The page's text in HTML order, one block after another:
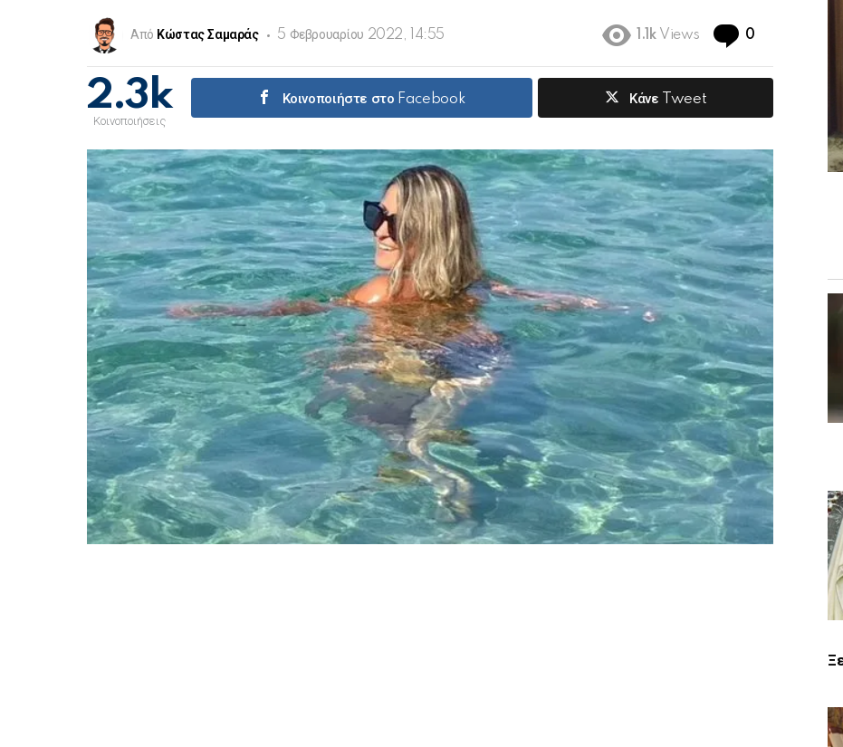
Από Κώστας Σαμαράς 5 Φεβρουαρίου 2022, 14:55 1.1k Views 0
2.3k
Κοινοποιήσεις
Κοινοποιήστε στο Facebook Κάνε Tweet